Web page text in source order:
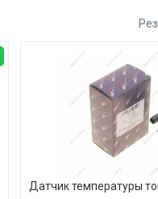
Датчик температуры